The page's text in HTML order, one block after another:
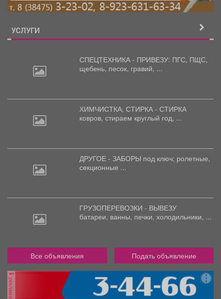
УСЛУГИ
СПЕЦТЕХНИКА - ПРИВЕЗУ: ПГС, ПЩС,
щебень, песок, гравий, ...
ХИМЧИСТКА, СТИРКА - СТИРКА
ковров, стираем круглый год, ...
ДРУГОЕ - ЗАБОРЫ под ключ; ролетные,
секционные ...
ГРУЗОПЕРЕВОЗКИ - ВЫВЕЗУ
батареи, ванны, печки, холодильники, ...
Все объявления Подать объявление
реклама